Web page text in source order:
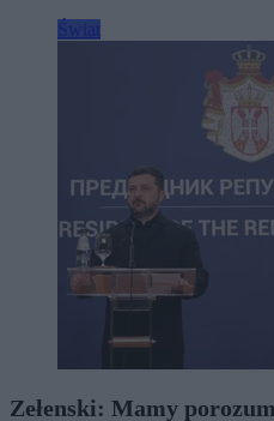
Zełenski: Mamy